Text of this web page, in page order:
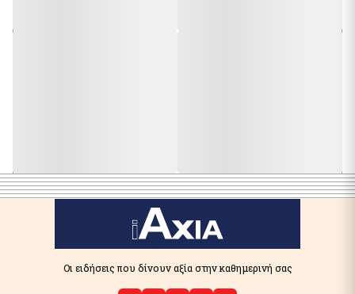
Οι ειδήσεις που δίνουν αξία στην καθημερινή σας